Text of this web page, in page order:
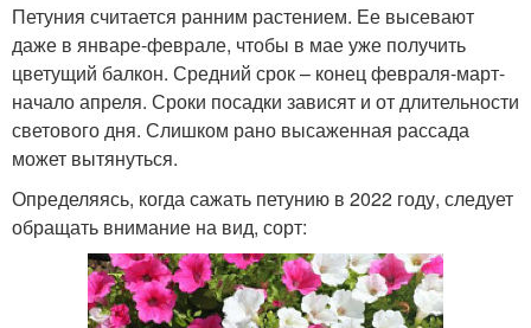
Петуния считается ранним растением. Ее высевают
даже в январе-феврале, чтобы в мае уже получить
цветущий балкон. Средний срок – конец февраля-март-
начало апреля. Сроки посадки зависят и от длительности
светового дня. Слишком рано высаженная рассада
может вытянуться.
Определяясь, когда сажать петунию в 2022 году, следует
обращать внимание на вид, сорт: